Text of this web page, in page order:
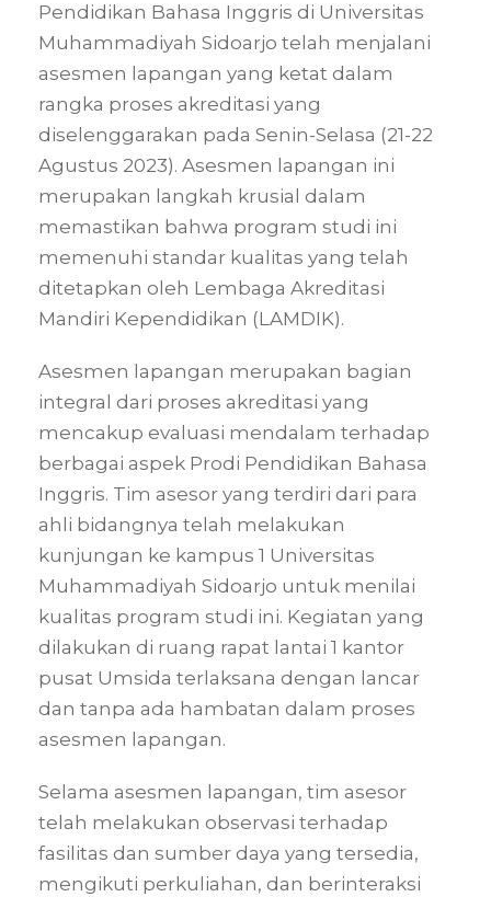
Pendidikan Bahasa Inggris di Universitas
Muhammadiyah Sidoarjo telah menjalani
asesmen lapangan yang ketat dalam
rangka proses akreditasi yang
diselenggarakan pada Senin-Selasa (21-22
Agustus 2023). Asesmen lapangan ini
merupakan langkah krusial dalam
memastikan bahwa program studi ini
memenuhi standar kualitas yang telah
ditetapkan oleh Lembaga Akreditasi
Mandiri Kependidikan (LAMDIK).
Asesmen lapangan merupakan bagian
integral dari proses akreditasi yang
mencakup evaluasi mendalam terhadap
berbagai aspek Prodi Pendidikan Bahasa
Inggris. Tim asesor yang terdiri dari para
ahli bidangnya telah melakukan
kunjungan ke kampus 1 Universitas
Muhammadiyah Sidoarjo untuk menilai
kualitas program studi ini. Kegiatan yang
dilakukan di ruang rapat lantai 1 kantor
pusat Umsida terlaksana dengan lancar
dan tanpa ada hambatan dalam proses
asesmen lapangan.
Selama asesmen lapangan, tim asesor
telah melakukan observasi terhadap
fasilitas dan sumber daya yang tersedia,
mengikuti perkuliahan, dan berinteraksi